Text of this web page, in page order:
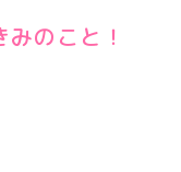
のこと！